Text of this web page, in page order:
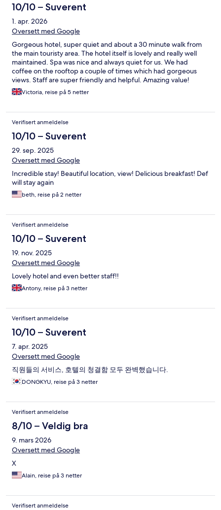
10/10 – Suverent
1. apr. 2026
Oversett med Google
Gorgeous hotel, super quiet and about a 30 minute walk from
the main touristy area. The hotel itself is lovely and really well
maintained. Spa was nice and always quiet for us. We had
coffee on the rooftop a couple of times which had gorgeous
views. Staff are super friendly and helpful. Amazing value!
Victoria, reise på 5 netter
Verifisert anmeldelse
10/10 – Suverent
29. sep. 2025
Oversett med Google
Incredible stay! Beautiful location, view! Delicious breakfast! Def
will stay again
beth, reise på 2 netter
Verifisert anmeldelse
10/10 – Suverent
19. nov. 2025
Oversett med Google
Lovely hotel and even better staff!!
Antony, reise på 3 netter
Verifisert anmeldelse
10/10 – Suverent
7. apr. 2025
Oversett med Google
직원들의 서비스, 호텔의 청결함 모두 완벽했습니다.
DONGKYU, reise på 3 netter
Verifisert anmeldelse
8/10 – Veldig bra
9. mars 2026
Oversett med Google
X
Alain, reise på 3 netter
Verifisert anmeldelse